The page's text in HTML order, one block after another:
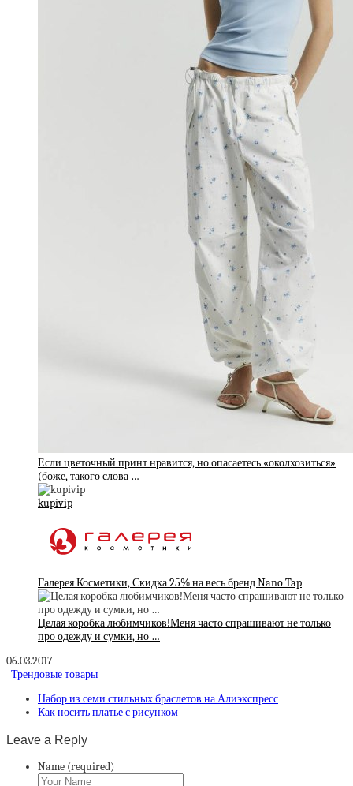
Если цветочный принт нравится, но опасаетесь «околхозиться»
(боже, такого слова …
kupivip
Галерея Косметики, Скидка 25% на весь бренд Nano Tap
Целая коробка любимчиков!Меня часто спрашивают не только
про одежду и сумки, но …
06.03.2017
Трендовые товары
Набор из семи стильных браслетов на Алиэкспресс
Как носить платье с рисунком
Leave a Reply
Name (required)